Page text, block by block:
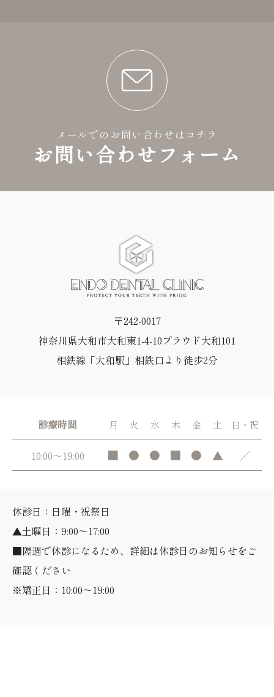
メールでのお問い合わせはコチラ
お問い合わせフォーム
〒242-0017
神奈川県大和市大和東1-4-10プラウド大和101
相鉄線「大和駅」相鉄口より徒歩2分
診療時間 月 火 水 木 金 土 日・祝
10:00～19:00 ■ ● ● ■ ● ▲ ／
休診日：日曜・祝祭日
▲土曜日：9:00～17:00
■隔週で休診になるため、詳細は休診日のお知らせをご
確認ください
※矯正日：10:00～19:00